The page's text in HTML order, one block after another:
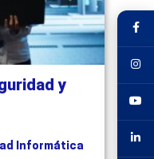
y
Informática